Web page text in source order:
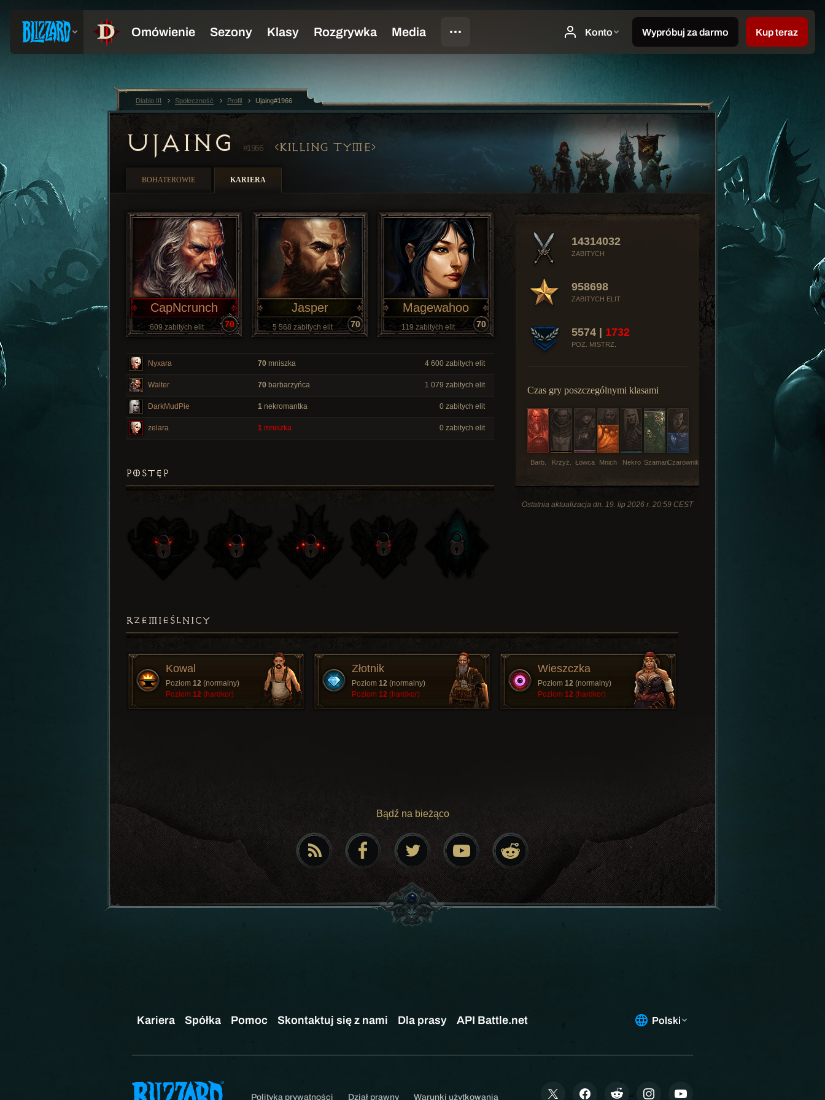
UJAING #1966 KILLING TYME
BOHATEROWIE KARIERA
14314032
ZABITYCH
958698
ZABITYCH ELIT
5574 | 1732
POZ. MISTRZ.
Czas gry poszczególnymi klasami
Barb. Czarownik
Krzyż. Mnich Nekro Szaman
Łowca
Ostatnia aktualizacja dn. 19. lip 2026 r. 20:59 CEST
CapNcrunch
609 zabitych elit 70
Jasper
5 568 zabitych elit 70
Magewahoo
119 zabitych elit 70
Nyxara 70 mniszka 4 600 zabitych elit
Walter 70 barbarzyńca 1 079 zabitych elit
DarkMudPie 1 nekromantka 0 zabitych elit
zelara 1 mniszka 0 zabitych elit
POSTĘP
RZEMIEŚLNICY
Kowal
Poziom 12 (normalny)
Poziom 12 (hardkor)
Złotnik
Poziom 12 (normalny)
Poziom 12 (hardkor)
Wieszczka
Poziom 12 (normalny)
Poziom 12 (hardkor)
Bądź na bieżąco
Diablo III Społeczność Profil Ujaing#1966